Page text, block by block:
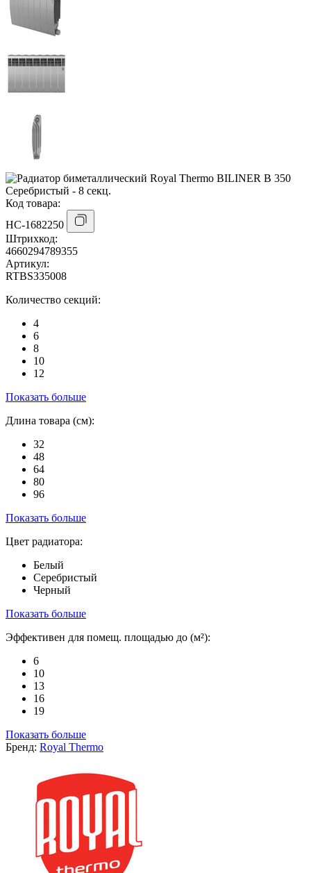
Код товара:
НС-1682250
Штрихкод:
4660294789355
Артикул:
RTBS335008
Количество секций:
4
6
8
10
12
Показать больше
Длина товара (см):
32
48
64
80
96
Показать больше
Цвет радиатора:
Белый
Серебристый
Черный
Показать больше
Эффективен для помещ. площадью до (м²):
6
10
13
16
19
Показать больше
Бренд: Royal Thermo